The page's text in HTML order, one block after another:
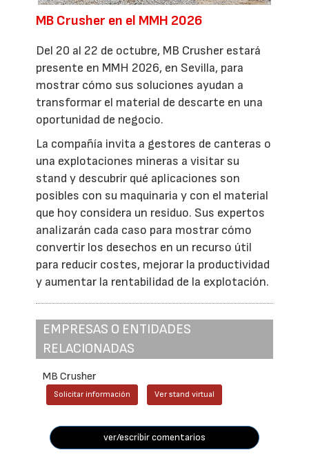
MB Crusher en el MMH 2026
Del 20 al 22 de octubre, MB Crusher estará
presente en MMH 2026, en Sevilla, para
mostrar cómo sus soluciones ayudan a
transformar el material de descarte en una
oportunidad de negocio.
La compañía invita a gestores de canteras o
una explotaciones mineras a visitar su
stand y descubrir qué aplicaciones son
posibles con su maquinaria y con el material
que hoy considera un residuo. Sus expertos
analizarán cada caso para mostrar cómo
convertir los desechos en un recurso útil
para reducir costes, mejorar la productividad
y aumentar la rentabilidad de la explotación.
EMPRESAS O ENTIDADES
RELACIONADAS
MB Crusher
Solicitar información Ver stand virtual
ver/escribir comentarios